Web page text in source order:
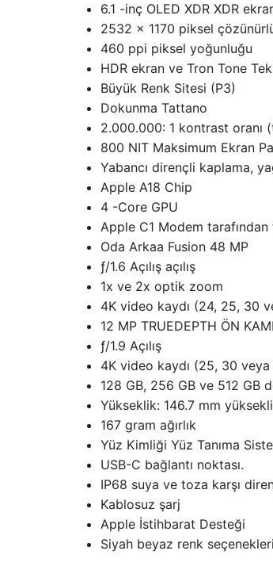
6.1 -inç OLED XDR XDR
2532 x 1170 piksel
460 ppi piksel yoğunluğu
HDR ekran ve Tron Tone
Büyük Renk Sitesi (P3)
Dokunma Tattano
2.000.000: 1 kontrast oranı
800 NIT Maksimum Ekran
Yabancı dirençli kaplama,
Apple A18 Chip
4 -Core GPU
Apple C1 Modem tarafından
Oda Arkaa Fusion 48 MP
ƒ/1.6 Açılış açılış
1x ve 2x optik zoom
4K video kaydı (24, 25, 30
12 MP TRUEDEPTH ÖN
ƒ/1.9 Açılış
4K video kaydı (25, 30
128 GB, 256 GB ve 512 GB
Yükseklik: 146.7 mm
167 gram ağırlık
Yüz Kimliği Yüz Tanıma
USB-C bağlantı noktası.
IP68 suya ve toza karşı
Kablosuz şarj
Apple İstihbarat Desteği
Siyah beyaz renk seçenekleri